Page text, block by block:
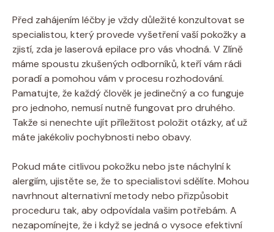
Před zahájením léčby je vždy důležité konzultovat se
specialistou, který provede vyšetření vaší pokožky a
zjistí, zda je laserová epilace pro vás vhodná. V Zlíně
máme spoustu zkušených odborníků, kteří vám rádi
poradí a pomohou vám v procesu rozhodování.
Pamatujte, že každý člověk je jedinečný a co funguje
pro jednoho, nemusí nutně fungovat pro druhého.
Takže si nenechte ujít příležitost položit otázky, ať už
máte jakékoliv pochybnosti nebo obavy.
Pokud máte citlivou pokožku nebo jste náchylní k
alergiím, ujistěte se, že to specialistovi sdělíte. Mohou
navrhnout alternativní metody nebo přizpůsobit
proceduru tak, aby odpovídala vašim potřebám. A
nezapomínejte, že i když se jedná o vysoce efektivní